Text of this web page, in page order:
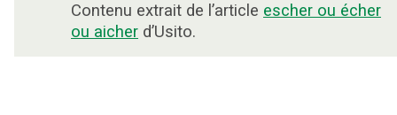
Contenu extrait de l’article escher ou écher
ou aicher d’Usito.